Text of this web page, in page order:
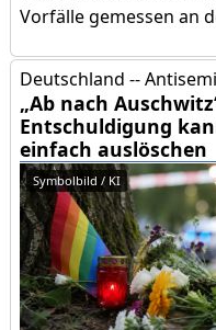
Vorfälle gemessen an
Deutschland --
„Ab nach
Entschuldigung
einfach auslöschen
Symbolbild / KI